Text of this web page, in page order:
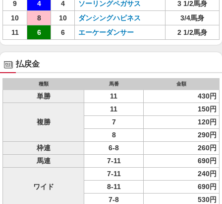
9
4 4 ソーリングペガサス
3 1/2馬身
10
8 10 ダンシングハピネス
3/4馬身
11
6 6 エーケーダンサー 2 1/2馬身
払戻金
種類 馬番 金額
単勝 11 430円
複勝
11
150円
7
120円
8
290円
枠連
6-8
260円
馬連
7-11 690円
ワイド
7-11
240円
8-11
690円
7-8
530円